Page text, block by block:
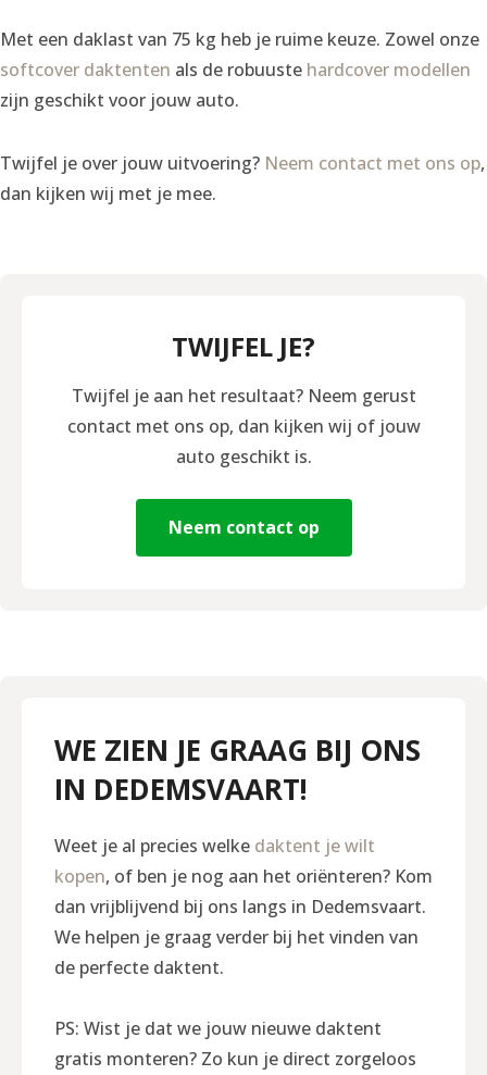
Met een daklast van 75 kg heb je ruime keuze. Zowel onze
softcover daktenten als de robuuste hardcover modellen
zijn geschikt voor jouw auto.
Twijfel je over jouw uitvoering? Neem contact met ons op,
dan kijken wij met je mee.
TWIJFEL JE?
Twijfel je aan het resultaat? Neem gerust
contact met ons op, dan kijken wij of jouw
auto geschikt is.
Neem contact op
WE ZIEN JE GRAAG BIJ ONS
IN DEDEMSVAART!
Weet je al precies welke daktent je wilt
kopen, of ben je nog aan het oriënteren? Kom
dan vrijblijvend bij ons langs in Dedemsvaart.
We helpen je graag verder bij het vinden van
de perfecte daktent.
PS: Wist je dat we jouw nieuwe daktent
gratis monteren? Zo kun je direct zorgeloos